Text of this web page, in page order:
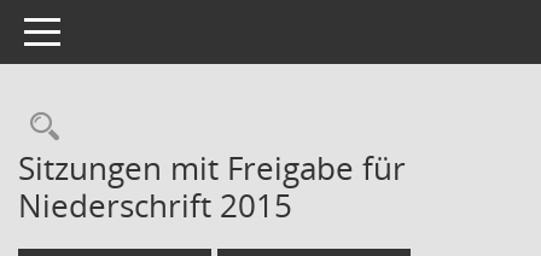
Toggle navigation
Rechercheauswahl
Sitzungen mit Freigabe für
Niederschrift 2015